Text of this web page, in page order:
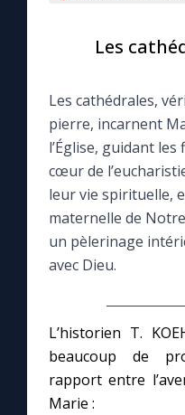
La vidéo de la semaine
Le magazine
Le site internet
Questions-réponses
Prier au quotidien
L'Évangile chaque jour
Les
Les cathédrales,
pierre, incarnent
l’Église, guidant
cœur de
leur vie spirituelle,
maternelle de
un pèlerinage
avec Dieu.
L’historien T.
beaucoup de
rapport entre
Marie :